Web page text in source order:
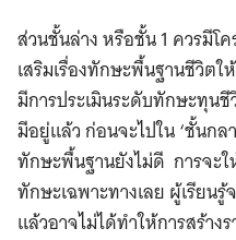
ส่วนชั้นล่าง หรือชั้น 1 ควรมีโ
เสริมเรื่องทักษะพื้นฐานชีวิต
มีการประเมินระดับทักษะทุน
มีอยู่แล้ว ก่อนจะไปใน ‘ชั้นก
ทักษะพื้นฐานยังไม่ดี การจะใ
ทักษะเฉพาะทางเลย ผู้เรียน
แล้วอาจไม่ได้ทำให้การสร้าง